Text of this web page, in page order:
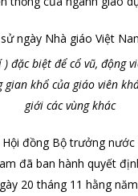
) đặc biệt để cổ vũ, động
khổ của giáo viên
giới các vùng khác
đồng Bộ trưởng nước
đã ban hành quyết
20 tháng 11 hằng